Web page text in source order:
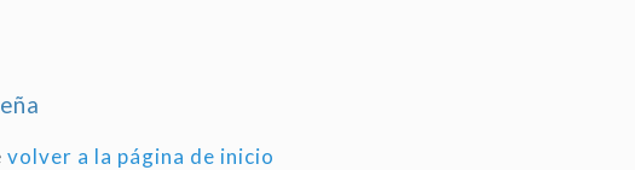
volver a la página de inicio